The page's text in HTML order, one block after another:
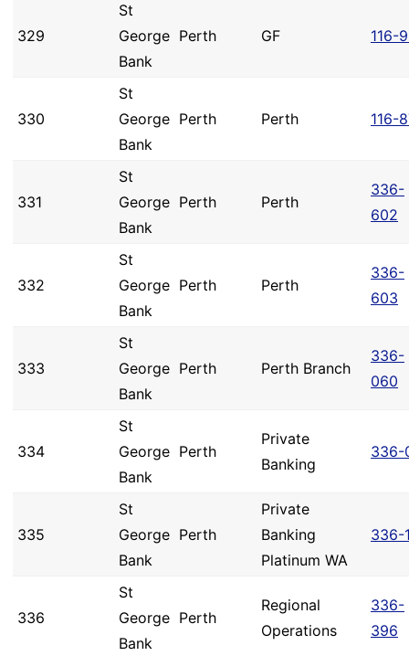
329
St
George
Bank
Perth GF 116-
330
St
George
Bank
Perth Perth 116-
331
St
George
Bank
Perth Perth
336-
602
332
St
George
Bank
Perth Perth
336-
603
333
St
George
Bank
Perth Perth Branch
336-
060
334
St
George
Bank
Perth
Private
Banking
336-
335
St
George
Bank
Perth
Private
Banking
Platinum WA
336-
336
St
George
Bank
Perth
Regional
Operations
336-
396